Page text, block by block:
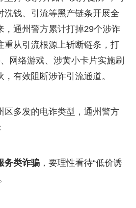
洗钱、引流等黑产链条开展全
，通州警方累计打掉29个涉诈
重从引流根源上斩断链条，打
网络游戏、涉黄小卡片实施刷
有效阻断涉诈引流通道。
区多发的电诈类型，通州警方
务类诈骗，要理性看待“低价诱